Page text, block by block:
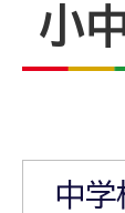
小
中学